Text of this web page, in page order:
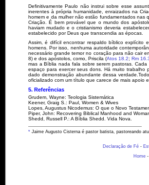
Definitivamente Paulo não instrui sobre esse
inerentes à própria humanidade, enraizados na
homem e da mulher não estão fundamentados nas
Criação. É bem provável que o mundo dos
haviam mudado e o cristianismo deveria
estabelecido por Deus que transcendia as épocas.
Assim, é difícil encontrar respaldo bíblico explícito
homens. Por isso, nenhuma autoridade
necessário grande temor no coração para não cair
8) e dos apóstolos, como, Priscila (Atos 18.2; Rm
mas a Bíblia nada fala sobre serem pastoras.
espaço para exercer seus dons. Há muito
dado demonstração abundante dessa
oficializado com um título que carece de mais apoio
5. Referências
Grudem, Wayne: Teologia Sistemática
Keener, Graig S.: Paul, Women & Wives
Lopes, Augustus Nicodemus: O que o Novo
Piper, John: Recovering Biblical Manhood and
Shedd, Russell P.: A Bíblia Shedd. Vida Nova.
* Jaime Augusto Cisterna é pastor batista, pastoreando
Declaração de Fé -
Home